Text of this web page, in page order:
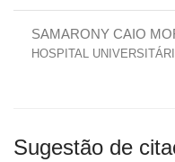
SAMARONY CAIO
HOSPITAL
Sugestão de